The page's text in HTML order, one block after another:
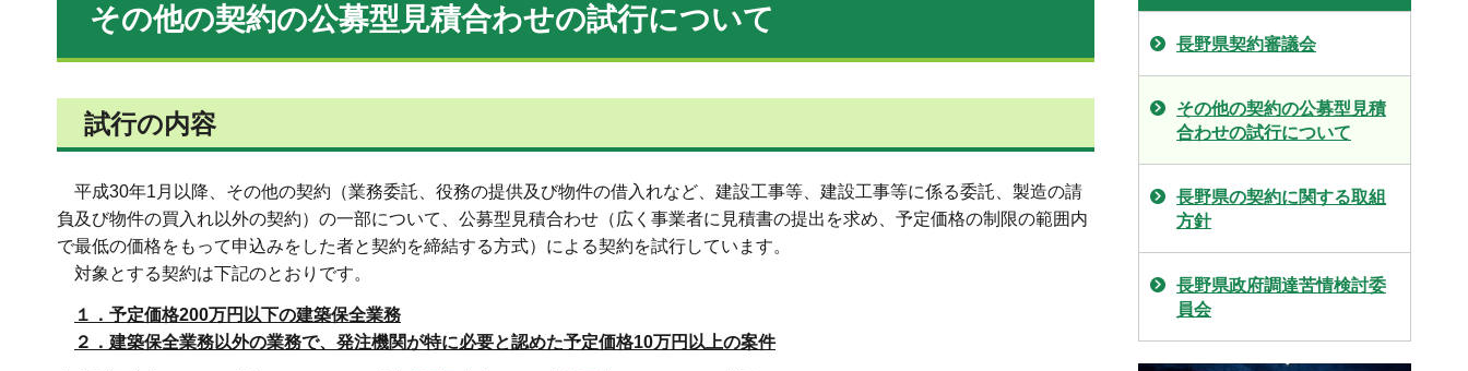
その他の契約の公募型見積合わせの試行について
試行の内容
平成30年1月以降、その他の契約（業務委託、役務の提供及び物件の借入れなど、建設工事等、建設工事等に係る委託、製造の請
負及び物件の買入れ以外の契約）の一部について、公募型見積合わせ（広く事業者に見積書の提出を求め、予定価格の制限の範囲内
で最低の価格をもって申込みをした者と契約を締結する方式）による契約を試行しています。
対象 とする契約は下記のとおりです。
１．予定価格200万円以下の建築保全業務
２．建築保全業務以外の業務で、発注機関が特に必要と認めた予定価格10万円以上の案件
長野県契約審議会
その他の契約の公募型見積
合わせの試行について
長野県の契約に関する取組
方針
長野県政府調達苦情検討委
員会